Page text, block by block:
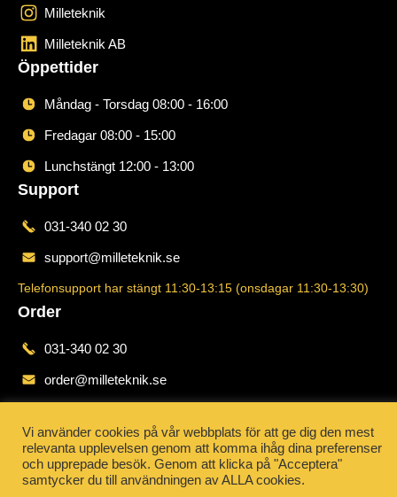
Milleteknik
Milleteknik AB
Öppettider
Måndag - Torsdag 08:00 - 16:00
Fredagar 08:00 - 15:00
Lunchstängt 12:00 - 13:00
Support
031-340 02 30
support@milleteknik.se
Telefonsupport har stängt 11:30-13:15 (onsdagar 11:30-13:30)
Order
031-340 02 30
order@milleteknik.se
© 2026 Milleteknik AB. Alla rättigheter förbehållna.
Vi använder cookies på vår webbplats för att ge dig den mest
relevanta upplevelsen genom att komma ihåg dina preferenser
och upprepade besök. Genom att klicka på "Acceptera"
samtycker du till användningen av ALLA cookies.